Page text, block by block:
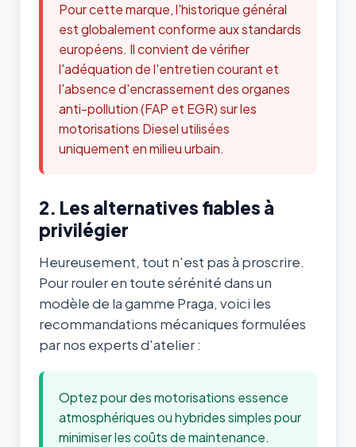
Pour cette marque, l'historique général
est globalement conforme aux standards
européens. Il convient de vérifier
l'adéquation de l'entretien courant et
l'absence d'encrassement des organes
anti-pollution (FAP et EGR) sur les
motorisations Diesel utilisées
uniquement en milieu urbain.
2. Les alternatives fiables à
privilégier
Heureusement, tout n'est pas à proscrire.
Pour rouler en toute sérénité dans un
modèle de la gamme Praga, voici les
recommandations mécaniques formulées
par nos experts d'atelier :
Optez pour des motorisations essence
atmosphériques ou hybrides simples pour
minimiser les coûts de maintenance.